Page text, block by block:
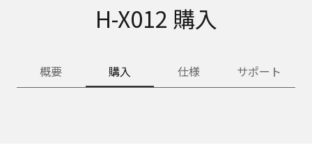
H-X012 購入
概要 購入 仕様 サポート